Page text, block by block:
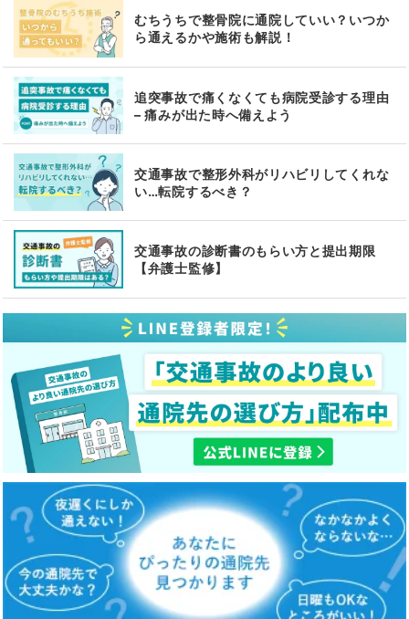
むちうちで整骨院に通院していい？いつか
ら通えるかや施術も解説！
追突事故で痛くなくても病院受診する理由
– 痛みが出た時へ備えよう
交通事故で整形外科がリハビリしてくれな
い…転院するべき？
交通事故の診断書のもらい方と提出期限
【弁護士監修】